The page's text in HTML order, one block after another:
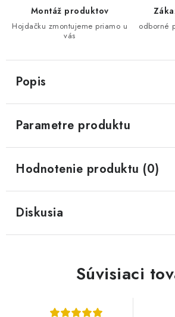
Montáž produktov
Hojdačku zmontujeme priamo u
vás
odborné
Popis
Parametre produktu
Hodnotenie produktu (0)
Diskusia
Súvisiaci